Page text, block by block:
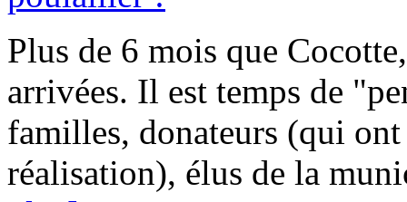
Plus de 6 mois que
arrivées. Il est temps de
familles, donateurs (qui
réalisation), élus de la